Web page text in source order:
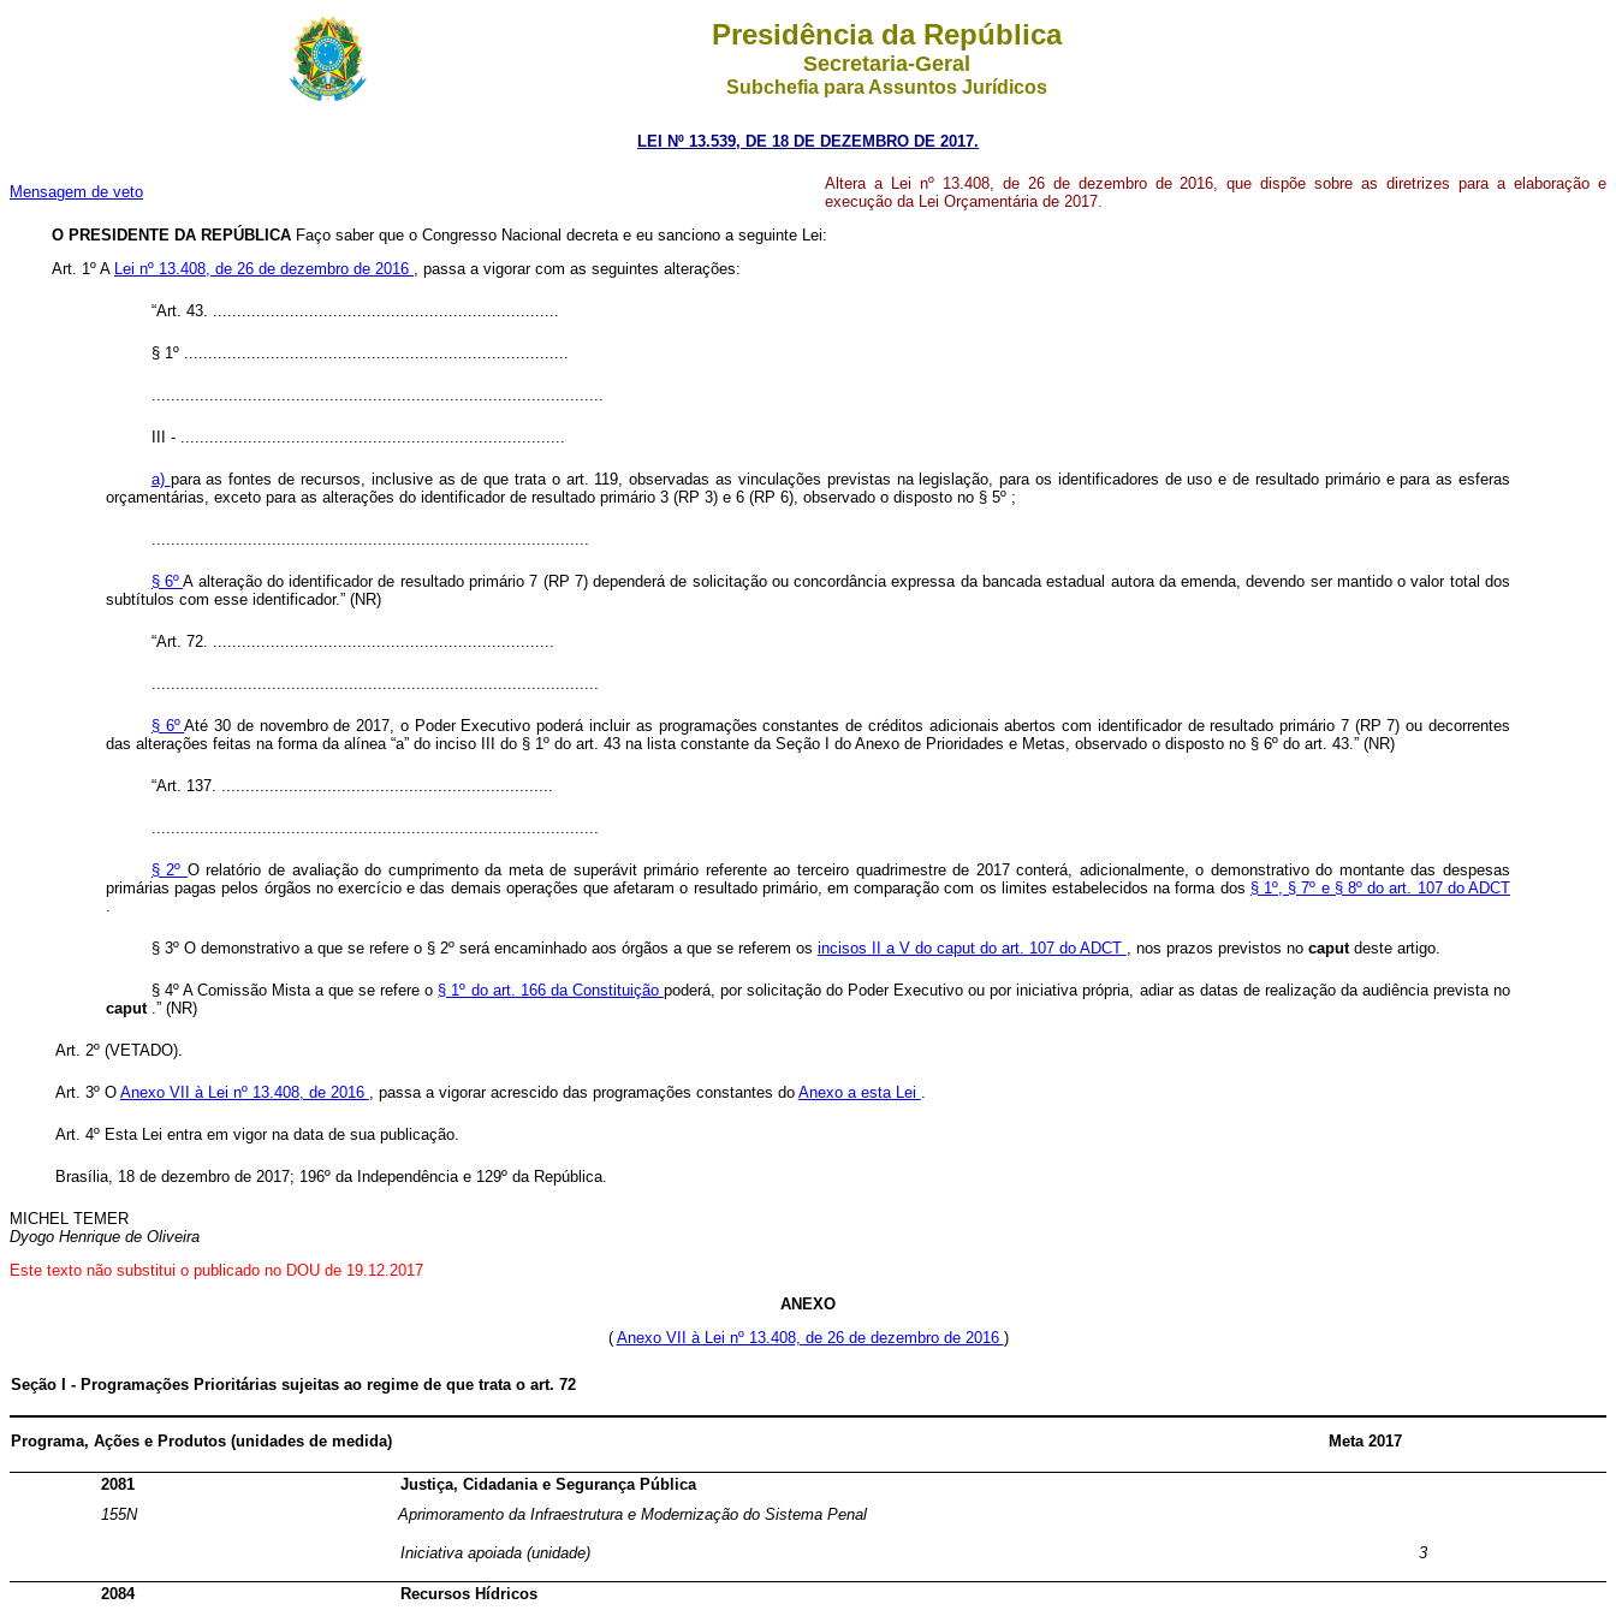
Presidência da República
Secretaria-Geral
Subchefia para Assuntos Jurídicos
LEI Nº 13.539, DE 18 DE DEZEMBRO DE 2017.
Mensagem de veto
Altera a Lei nº 13.408, de 26 de dezembro de 2016, que dispõe sobre as diretrizes para a elaboração e
execução da Lei Orçamentária de 2017.
O PRESIDENTE DA REPÚBLICA Faço saber que o Congresso Nacional decreta e eu sanciono a seguinte Lei:
Art. 1º A Lei nº 13.408, de 26 de dezembro de 2016 , passa a vigorar com as seguintes alterações:
“Art. 43. ........................................................................
§ 1º ................................................................................
..............................................................................................
III - ................................................................................
a) para as fontes de recursos, inclusive as de que trata o art. 119, observadas as vinculações previstas na legislação, para os identificadores de uso e de resultado primário e para as esferas
orçamentárias, exceto para as alterações do identificador de resultado primário 3 (RP 3) e 6 (RP 6), observado o disposto no § 5º ;
...........................................................................................
§ 6ºA alteração do identificador de resultado primário 7 (RP 7) dependerá de solicitação ou concordância expressa da bancada estadual autora da emenda, devendo ser mantido o valor total dos
subtítulos com esse identificador.” (NR)
“Art. 72. .......................................................................
.............................................................................................
§ 6ºAté 30 de novembro de 2017, o Poder Executivo poderá incluir as programações constantes de créditos adicionais abertos com identificador de resultado primário 7 (RP 7) ou decorrentes
das alterações feitas na forma da alínea “a” do inciso III do § 1º do art. 43 na lista constante da Seção I do Anexo de Prioridades e Metas, observado o disposto no § 6º do art. 43.” (NR)
“Art. 137. .....................................................................
.............................................................................................
§ 2º O relatório de avaliação do cumprimento da meta de superávit primário referente ao terceiro quadrimestre de 2017 conterá, adicionalmente, o demonstrativo do montante das despesas
primárias pagas pelos órgãos no exercício e das demais operações que afetaram o resultado primário, em comparação com os limites estabelecidos na forma dos § 1º, § 7º e § 8º do art. 107 do ADCT
.
§ 3º O demonstrativo a que se refere o § 2º será encaminhado aos órgãos a que se referem os incisos II a V do caput do art. 107 do ADCT , nos prazos previstos no caput deste artigo.
§ 4º A Comissão Mista a que se refere o § 1º do art. 166 da Constituição poderá, por solicitação do Poder Executivo ou por iniciativa própria, adiar as datas de realização da audiência prevista no
caput .” (NR)
Art. 2º (VETADO).
Art. 3º O Anexo VII à Lei nº 13.408, de 2016 , passa a vigorar acrescido das programações constantes do Anexo a esta Lei .
Art. 4º Esta Lei entra em vigor na data de sua publicação.
Brasília, 18 de dezembro de 2017; 196º da Independência e 129º da República.
MICHEL TEMER
Dyogo Henrique de Oliveira
Este texto não substitui o publicado no DOU de 19.12.2017
ANEXO
( Anexo VII à Lei nº 13.408, de 26 de dezembro de 2016 )
Seção I - Programações Prioritárias sujeitas ao regime de que trata o art. 72
Programa, Ações e Produtos (unidades de medida) Meta 2017
2081
Justiça, Cidadania e Segurança Pública
155N
Aprimoramento da Infraestrutura e Modernização do Sistema Penal
Iniciativa apoiada (unidade) 3
2084
Recursos Hídricos